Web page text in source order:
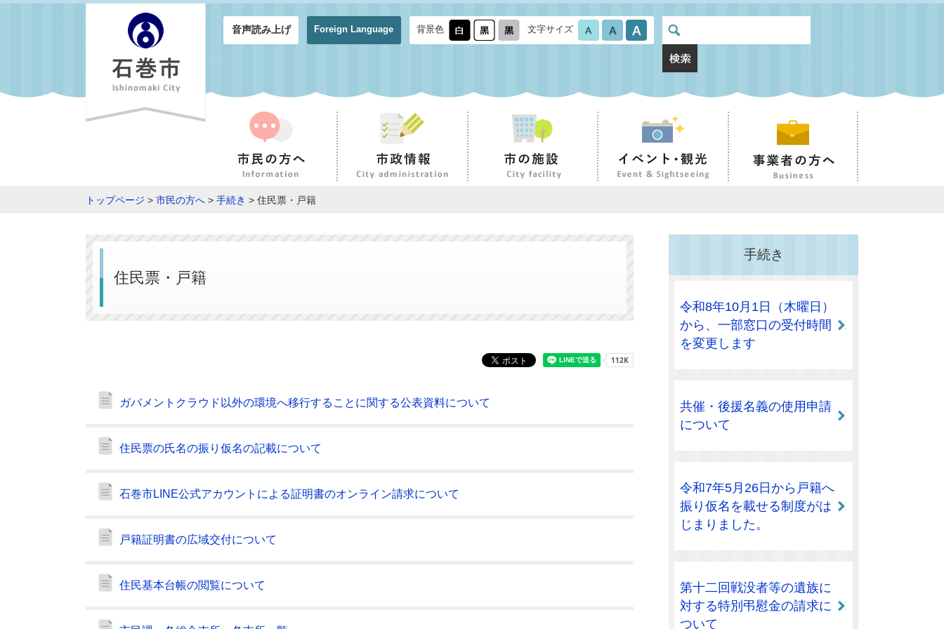
音声読み上げ Foreign Language 背景色 文字サイズ
トップページ > 市民の方へ > 手続き > 住民票・戸籍
住民票・戸籍
ガバメントクラウド以外の環境へ移行することに関する公表資料について
住民票の氏名の振り仮名の記載について
石巻市LINE公式アカウントによる証明書のオンライン請求について
戸籍証明書の広域交付について
住民基本台帳の閲覧について
手続き
令和8年10月1日（木曜日）
から、一部窓口の受付時間
を変更します
共催・後援名義の使用申請
について
令和7年5月26日から戸籍へ
振り仮名を載せる制度がは
じまりました。
第十二回戦没者等の遺族に
対する特別弔慰金の請求に
ついて